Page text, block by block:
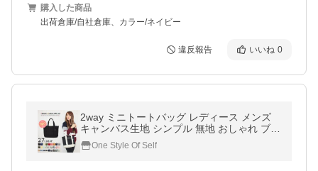
購入した商品
出荷倉庫/自社倉庫、カラー/ネイビー
違反報告 いいね 0
2way ミニトートバッグ レディース メンズ
キャンバス生地 シンプル 無地 おしゃれ ブラ
ンド 小さめ 軽量 肩掛け 大きめ 軽い ファス
ナー付き ハンドバッグ 帆布
One Style Of Self